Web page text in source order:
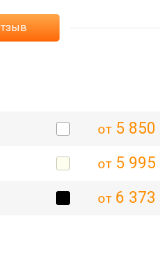
от5 850
от5 995
от6 373